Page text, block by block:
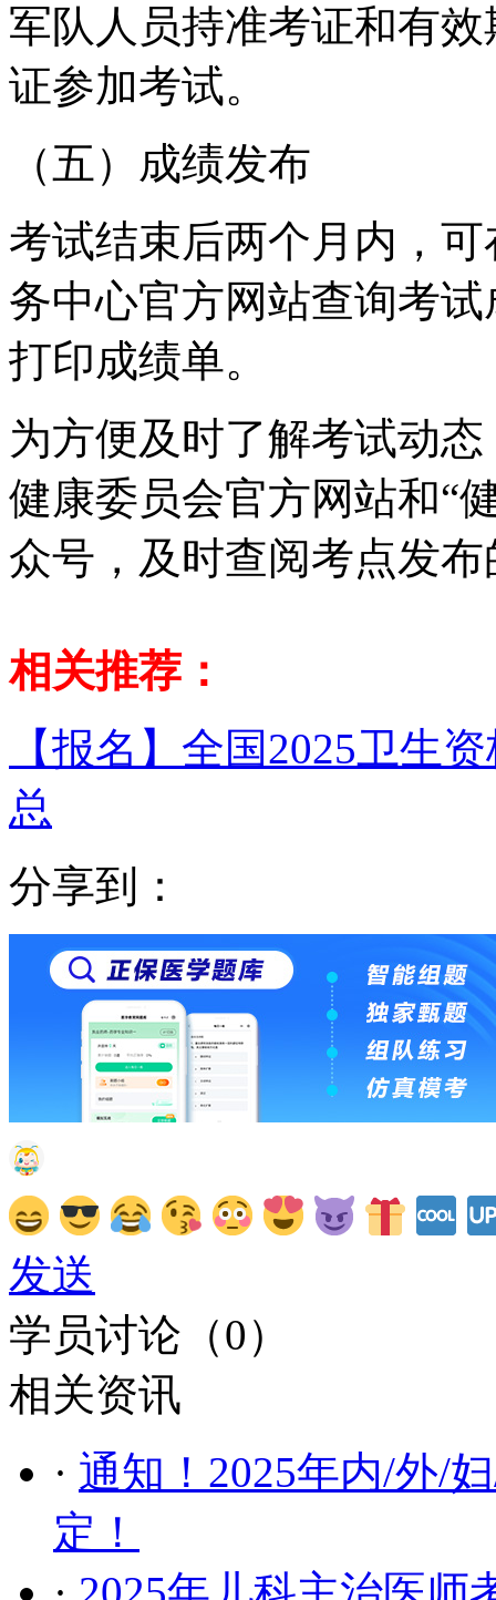
军队人员持准考证和有
证参加考试。
（五）成绩发布
考试结束后两个月内，
务中心官方网站查询考
打印成绩单。
为方便及时了解考试动
健康委员会官方网站和“
众号，及时查阅考点发
相关推荐：
【报名】全国2025卫生
总
分享到：
发送
学员讨论（0）
相关资讯
· 通知！2025年内/外/
定！